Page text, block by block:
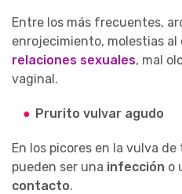
Entre los más frecuentes,
enrojecimiento, molestias al
relaciones sexuales, mal
vaginal.
Prurito vulvar agudo
En los picores en la vulva
pueden ser una infección o
contacto.